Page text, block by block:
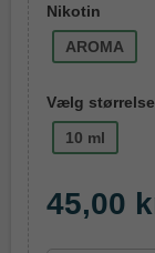
Nikotin
AROMA
Vælg størrelse
10 ml
45,00